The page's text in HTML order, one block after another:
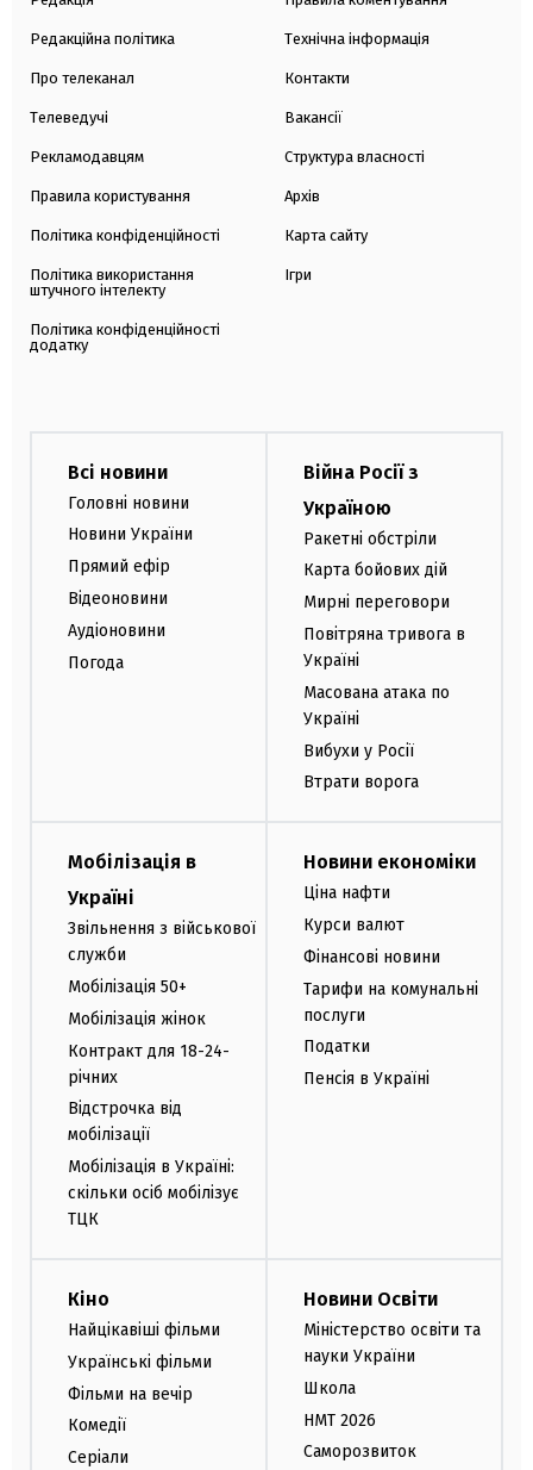
Редакційна політика
Про телеканал
Телеведучі
Рекламодавцям
Правила користування
Політика конфіденційності
Політика використання
штучного інтелекту
Політика конфіденційності
додатку
Технічна інформація
Контакти
Вакансії
Структура власності
Архів
Карта сайту
Ігри
Всі новини
Головні новини
Новини України
Прямий ефір
Відеоновини
Аудіоновини
Погода
Війна Росії з
Україною
Ракетні обстріли
Карта бойових дій
Мирні переговори
Повітряна тривога в
Україні
Масована атака по
Україні
Вибухи у Росії
Втрати ворога
Мобілізація в
Україні
Звільнення з військової
служби
Мобілізація 50+
Мобілізація жінок
Контракт для 18-24-
річних
Відстрочка від
мобілізації
Мобілізація в Україні:
скільки осіб мобілізує
ТЦК
Новини економіки
Ціна нафти
Курси валют
Фінансові новини
Тарифи на комунальні
послуги
Податки
Пенсія в Україні
Кіно
Найцікавіші фільми
Українські фільми
Фільми на вечір
Комедії
Серіали
Новини Освіти
Міністерство освіти та
науки України
Школа
НМТ 2026
Саморозвиток